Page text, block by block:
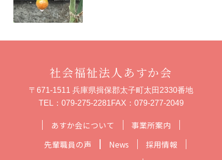
あすか会について
事業所案内
先輩職員の声
News
採用情報
社会福祉法人あすか会
〒671-1511 兵庫県揖保郡太子町太田2330番地
TEL： 079-275-2281FAX：079-277-2049